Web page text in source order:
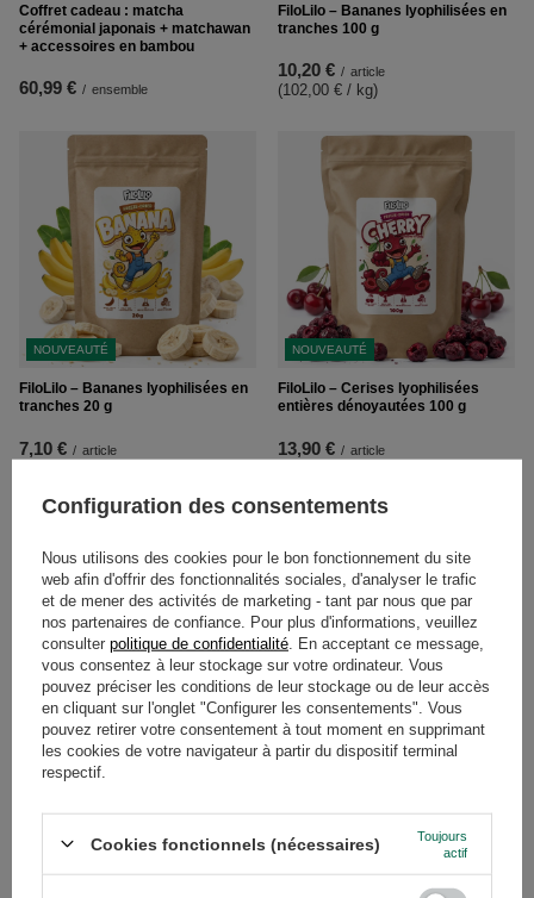
Coffret cadeau : matcha
cérémonial japonais + matchawan
+ accessoires en bambou
60,99 € / ensemble
FiloLilo – Bananes lyophilisées en
tranches 100 g
10,20 € / article
(102,00 € / kg)
NOUVEAUTÉ
FiloLilo – Bananes lyophilisées en
tranches 20 g
7,10 € / article
NOUVEAUTÉ
FiloLilo – Cerises lyophilisées
entières dénoyautées 100 g
13,90 € / article
FiloLilo – Cerises lyophilisées
entières dénoyautées 20 g
(420,00 € / kg) (83,00 € / kg)
Configuration des consentements
Nous utilisons des cookies pour le bon fonctionnement du site
web afin d'offrir des fonctionnalités sociales, d'analyser le trafic
et de mener des activités de marketing - tant par nous que par
nos partenaires de confiance. Pour plus d'informations, veuillez
consulter politique de confidentialité . En acceptant ce message,
vous consentez à leur stockage sur votre ordinateur. Vous
pouvez préciser les conditions de leur stockage ou de leur accès
en cliquant sur l'onglet "Configurer les consentements". Vous
pouvez retirer votre consentement à tout moment en supprimant
les cookies de votre navigateur à partir du dispositif terminal
respectif.
Cookies fonctionnels (nécessaires)
Toujours
actif